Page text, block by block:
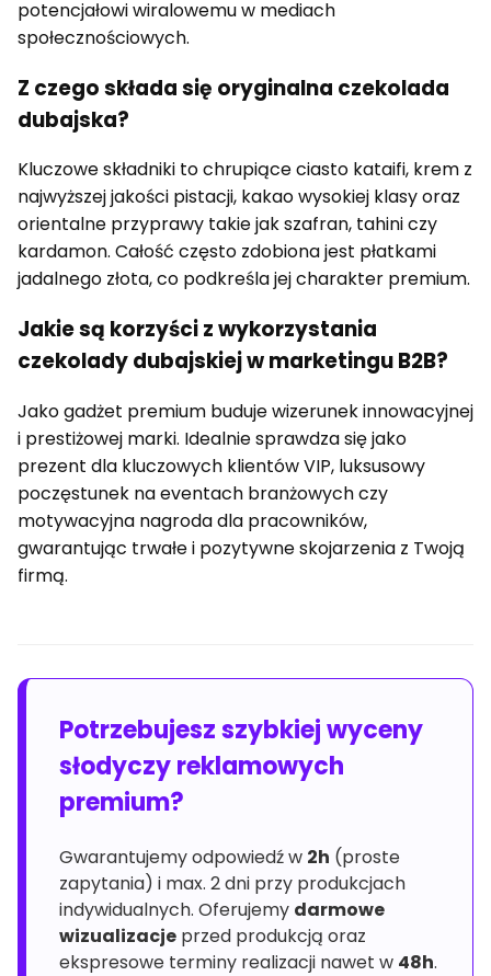
potencjałowi wiralowemu w mediach
społecznościowych.
Z czego składa się oryginalna czekolada
dubajska?
Kluczowe składniki to chrupiące ciasto kataifi, krem z
najwyższej jakości pistacji, kakao wysokiej klasy oraz
orientalne przyprawy takie jak szafran, tahini czy
kardamon. Całość często zdobiona jest płatkami
jadalnego złota, co podkreśla jej charakter premium.
Jakie są korzyści z wykorzystania
czekolady dubajskiej w marketingu B2B?
Jako gadżet premium buduje wizerunek innowacyjnej
i prestiżowej marki. Idealnie sprawdza się jako
prezent dla kluczowych klientów VIP, luksusowy
poczęstunek na eventach branżowych czy
motywacyjna nagroda dla pracowników,
gwarantując trwałe i pozytywne skojarzenia z Twoją
firmą.
Potrzebujesz szybkiej wyceny
słodyczy reklamowych
premium?
Gwarantujemy odpowiedź w 2h (proste
zapytania) i max. 2 dni przy produkcjach
indywidualnych. Oferujemy darmowe
wizualizacje przed produkcją oraz
ekspresowe terminy realizacji nawet w 48h.